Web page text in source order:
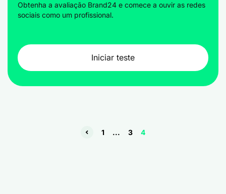
Obtenha a avaliação Brand24 e comece a ouvir as redes
sociais como um profissional.
Iniciar teste
1 ... 3 4